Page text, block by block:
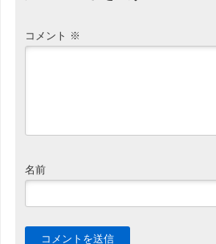
コメント ※
名前